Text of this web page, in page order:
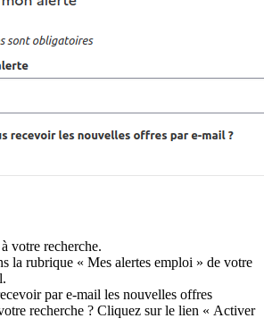
votre recherche.
la rubrique « Mes alertes emploi » de votre
par e-mail les nouvelles offres
recherche ? Cliquez sur le lien « Activer